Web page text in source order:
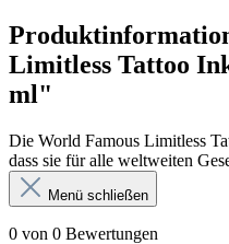
Limitless Tattoo
ml"
Die World Famous Limitless
dass sie für alle weltweiten
Menü schließen
0 von 0 Bewertungen